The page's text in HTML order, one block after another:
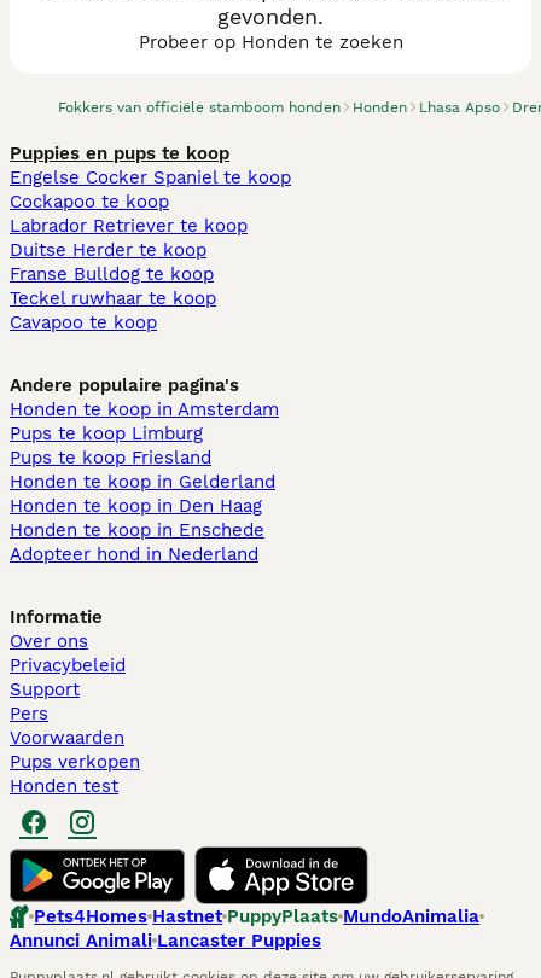
Fokkers van officiële stamboom honden Honden Lhasa Apso
gevonden.
Probeer op Honden te zoeken
Puppies en pups te koop
Engelse Cocker Spaniel te koop
Cockapoo te koop
Labrador Retriever te koop
Duitse Herder te koop
Franse Bulldog te koop
Teckel ruwhaar te koop
Cavapoo te koop
Andere populaire pagina's
Honden te koop in Amsterdam
Pups te koop Limburg​
Pups te koop Friesland​
Honden te koop in Gelderland
Honden te koop in Den Haag
Honden te koop in Enschede
Adopteer hond in Nederland
Informatie
Over ons
Privacybeleid
Support
Pers
Voorwaarden
Pups verkopen
Honden test
Pets4Homes Hastnet PuppyPlaats MundoAnimalia
Annunci Animali Lancaster Puppies